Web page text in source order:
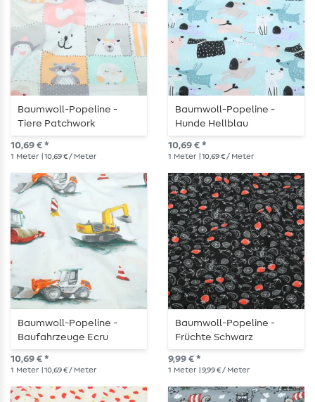
Baumwoll-Popeline -
Tiere Patchwork
Multicolor Pastell
10,69 € *
1 Meter | 10,69 € / Meter
Baumwoll-Popeline -
Hunde Hellblau
10,69 € *
1 Meter | 10,69 € / Meter
Baumwoll-Popeline -
Baufahrzeuge Ecru
10,69 € *
1 Meter | 10,69 € / Meter
Baumwoll-Popeline -
Früchte Schwarz
9,99 € *
1 Meter | 9,99 € / Meter